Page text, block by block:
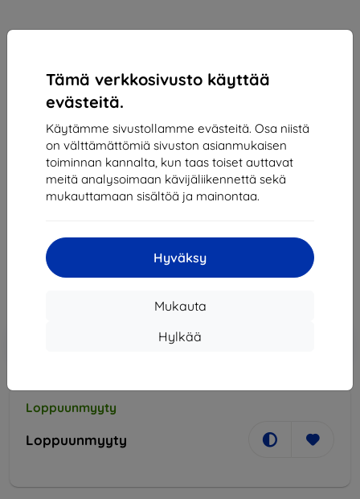
Tämä verkkosivusto käyttää
evästeitä.
Käytämme sivustollamme evästeitä. Osa niistä
on välttämättömiä sivuston asianmukaisen
toiminnan kannalta, kun taas toiset auttavat
meitä analysoimaan kävijäliikennettä sekä
mukauttamaan sisältöä ja mainontaa.
Hyväksy
Mukauta
Hylkää
SBS Mobile - Zimná ušnice huňaté so sluchátkami
34,91 €
31,42 €
Alennus kupongilla
Loppuunmyyty
Loppuunmyyty